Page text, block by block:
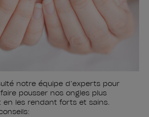
notre équipe d’experts pour
pousser nos ongles plus
les rendant forts et sains.